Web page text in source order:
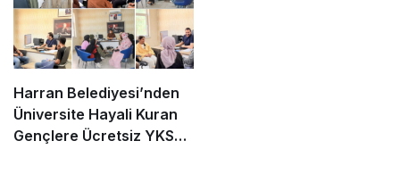
Harran Belediyesi’nden
Üniversite Hayali Kuran
Gençlere Ücretsiz YKS